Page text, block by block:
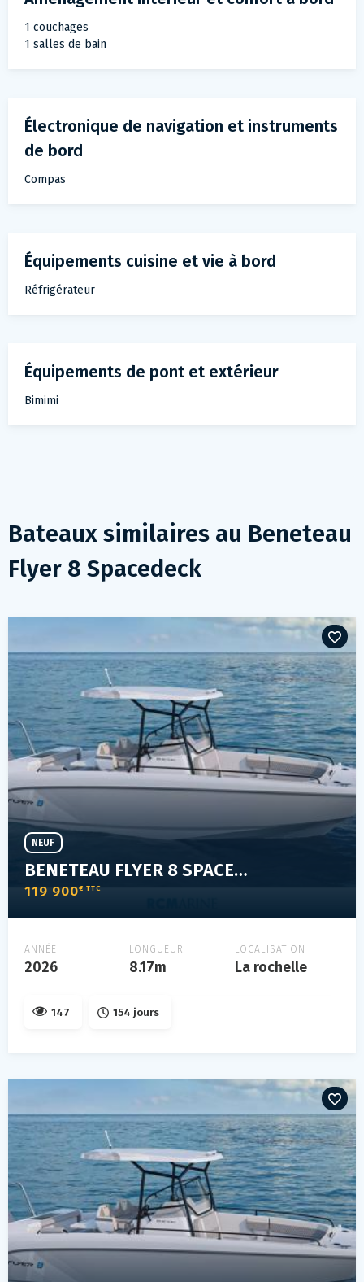
1 couchages
1 salles de bain
Électronique de navigation et instruments
de bord
Compas
Équipements cuisine et vie à bord
Réfrigérateur
Équipements de pont et extérieur
Bimimi
Bateaux similaires au Beneteau
Flyer 8 Spacedeck
BENETEAU FLYER 8 SPACEDECK V2
119 900€ TTC
NEUF
ANNÉE
2026
LONGUEUR
8.17m
LOCALISATION
La rochelle
147 154 jours